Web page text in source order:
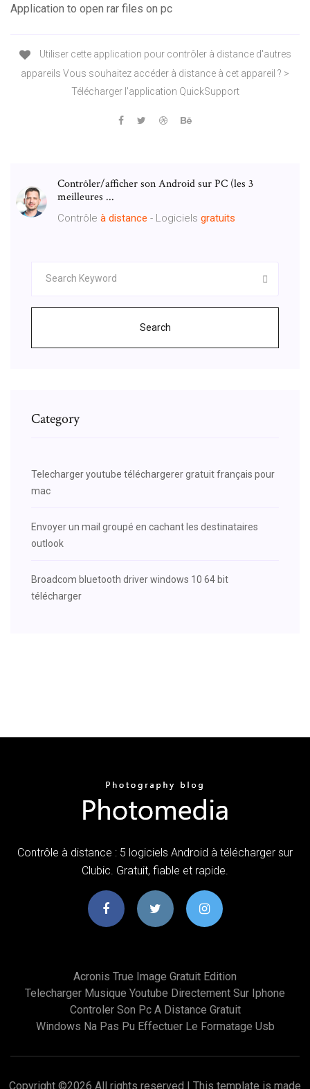
Application to open rar files on pc
Utiliser cette application pour contrôler à distance d'autres
appareils Vous souhaitez accéder à distance à cet appareil ? >
Télécharger l'application QuickSupport
Contrôler/afficher son Android sur PC (les 3
meilleures ...
Contrôle à distance - Logiciels gratuits
Search
Category
Telecharger youtube téléchargerer gratuit français pour
mac
Envoyer un mail groupé en cachant les destinataires
outlook
Broadcom bluetooth driver windows 10 64 bit
télécharger
Contrôle à distance : 5 logiciels Android à télécharger sur
Clubic. Gratuit, fiable et rapide.
Acronis True Image Gratuit Edition
Telecharger Musique Youtube Directement Sur Iphone
Controler Son Pc A Distance Gratuit
Windows Na Pas Pu Effectuer Le Formatage Usb
Copyright ©2026 All rights reserved | This template is made